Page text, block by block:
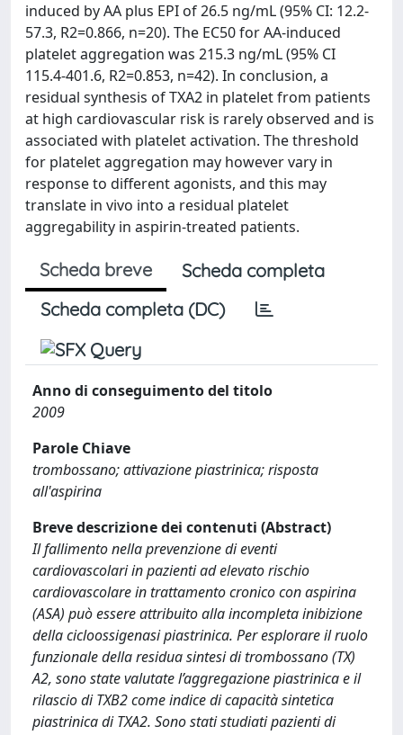
induced by AA plus EPI of 26.5 ng/mL (95% CI: 12.2-
57.3, R2=0.866, n=20). The EC50 for AA-induced
platelet aggregation was 215.3 ng/mL (95% CI
115.4-401.6, R2=0.853, n=42). In conclusion, a
residual synthesis of TXA2 in platelet from patients
at high cardiovascular risk is rarely observed and is
associated with platelet activation. The threshold
for platelet aggregation may however vary in
response to different agonists, and this may
translate in vivo into a residual platelet
aggregability in aspirin-treated patients.
Scheda breve
Scheda completa
Scheda completa (DC)
Anno di conseguimento del titolo
2009
Parole Chiave
trombossano; attivazione piastrinica; risposta
all'aspirina
Breve descrizione dei contenuti (Abstract)
Il fallimento nella prevenzione di eventi
cardiovascolari in pazienti ad elevato rischio
cardiovascolare in trattamento cronico con aspirina
(ASA) può essere attribuito alla incompleta inibizione
della cicloossigenasi piastrinica. Per esplorare il ruolo
funzionale della residua sintesi di trombossano (TX)
A2, sono state valutate l’aggregazione piastrinica e il
rilascio di TXB2 come indice di capacità sintetica
piastrinica di TXA2. Sono stati studiati pazienti di